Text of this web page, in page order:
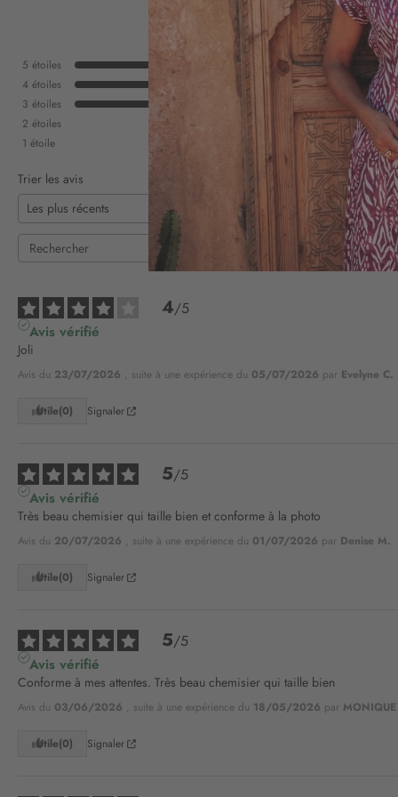
5 étoiles
4 étoiles
3 étoiles
2 étoiles
1 étoile
Trier les avis
4/5
Avis vérifié
Joli
Avis du 23/07/2026 , suite à une expérience du 05/07/2026 par Evelyne C.
Utile(0) Signaler
5/5
Avis vérifié
Très beau chemisier qui taille bien et conforme à la photo
Avis du 20/07/2026 , suite à une expérience du 01/07/2026 par Denise M.
Utile(0) Signaler
5/5
Avis vérifié
Conforme à mes attentes. Très beau chemisier qui taille bien
Avis du 03/06/2026 , suite à une expérience du 18/05/2026 par
Utile(0) Signaler